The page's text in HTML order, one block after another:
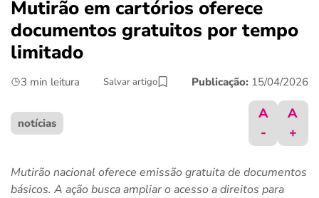
finanças
benefícios
últimas notícias
ferramentas
Mutirão em cartórios oferece
documentos gratuitos por tempo
limitado
3 min leitura Salvar artigo Publicação: 15/04/2026
notícias
A
-
A
+
Mutirão nacional oferece emissão gratuita de documentos
básicos. A ação busca ampliar o acesso a direitos para